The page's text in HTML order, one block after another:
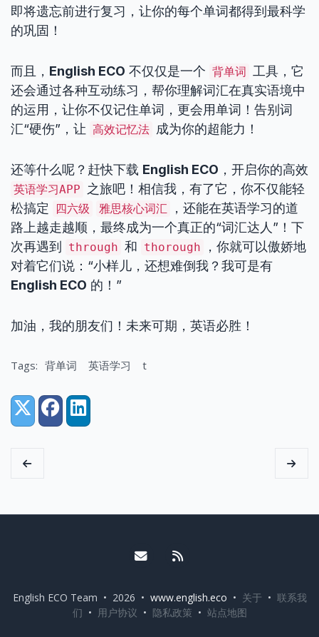
即将遗忘前进行复习，让你的每个单词都得到最科学
的巩固！
而且， English ECO 不仅仅是一个 背单词 工具，它
还会通过各种互动练习，帮你理解词汇在真实语境中
的运用，让你不仅记住单词，更会用单词！告别词
汇“硬伤”，让 高效记忆法 成为你的超能力！
还等什么呢？赶快下载 English ECO ，开启你的高效
英语学习APP
之旅吧！相信我，有了它，你不仅能轻
松搞定
四六级 雅思核心词汇
，还能在英语学习的道
路上越走越顺，最终成为一个真正的“词汇达人”！下
次再遇到
through 和 thorough
，你就可以傲娇地
对着它们说：“小样儿，还想难倒我？我可是有
English ECO 的！”
加油，我的朋友们！未来可期，英语必胜！
Tags: 背单词 英语学习 t
Share:
X (Twitter)
FacebookLinkedIn
Email me
English ECO Team • 2026 • www.english.eco • 关于 • 联系我
们 • 用户协议 • 隐私政策 • 站点地图